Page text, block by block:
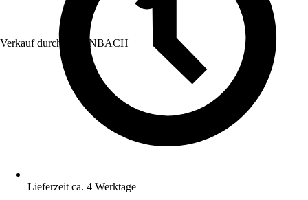
Verkauf durch: HORNBACH
Lieferzeit ca. 4 Werktage